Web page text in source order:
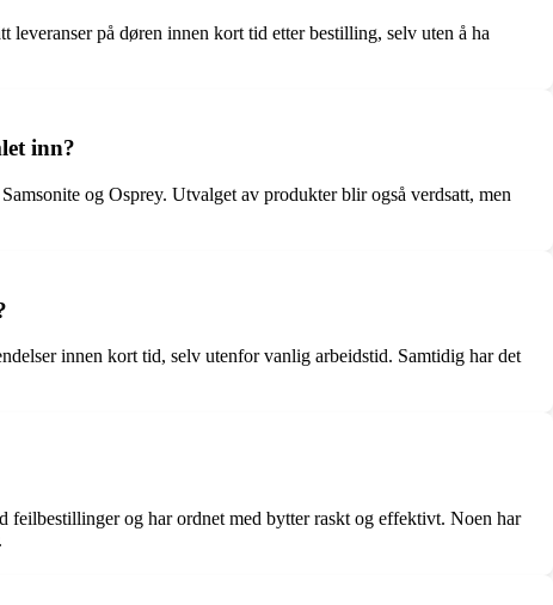
på døren innen kort tid etter bestilling, selv uten å ha
inn?
og Osprey. Utvalget av produkter blir også verdsatt, men
innen kort tid, selv utenfor vanlig arbeidstid. Samtidig har det
feilbestillinger og har ordnet med bytter raskt og effektivt. Noen har